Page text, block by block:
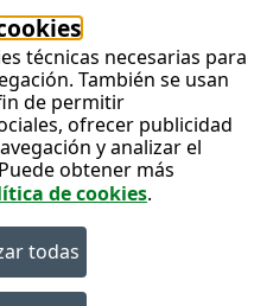
técnicas necesarias para
También se usan
de permitir
ofrecer publicidad
y analizar el
obtener más
de cookies.